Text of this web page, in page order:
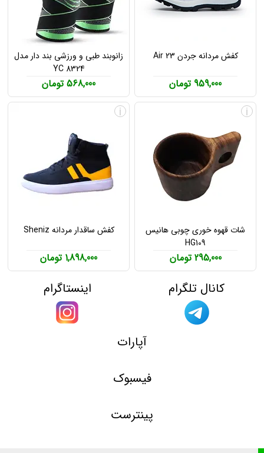
کفش مردانه جردن Air 23
959,000 تومان
زانوبند طبی و ورزشی بند دار مدل
YC 8324
568,000 تومان
شات قهوه خوری چوبی هانیس
HG109
295,000 تومان
i
کفش ساقدار مردانه Sheniz
1,898,000 تومان
i
کانال تلگرام اینستاگرام
آپارات
فیسبوک
پینترست